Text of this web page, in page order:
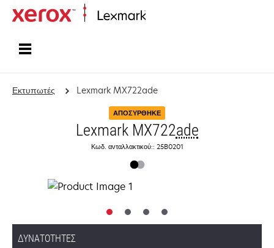
Εκτυπωτές Lexmark MX722ade
ΑΠΟΣΎΡΘΗΚΕ
Lexmark MX722ade
Κωδ. ανταλλακτικού:: 25B0201
ΔΥΝΑΤΌΤΗΤΕΣ